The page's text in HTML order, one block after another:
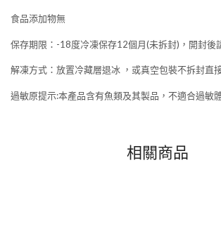
食品添加物無
保存期限：-18度冷凍保存12個月(未拆封)，開封後
解凍方式：放置冷藏層退冰 ，或真空包裝不拆封直
過敏原提示:本產品含有魚類及其製品，不適合過敏
相關商品